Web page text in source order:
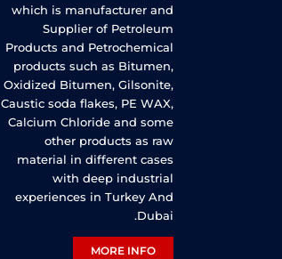
which is manufacturer and
Supplier of Petroleum
Products and Petrochemical
products such as Bitumen,
Oxidized Bitumen, Gilsonite,
Caustic soda flakes, PE WAX,
Calcium Chloride and some
other products as raw
material in different cases
with deep industrial
experiences in Turkey And
Dubai.
MORE INFO